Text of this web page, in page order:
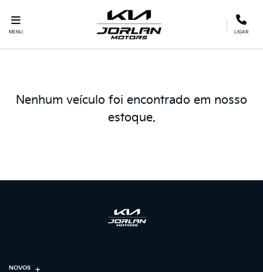
MENU LIGAR
Nenhum veículo foi encontrado em nosso
estoque.
NOVOS